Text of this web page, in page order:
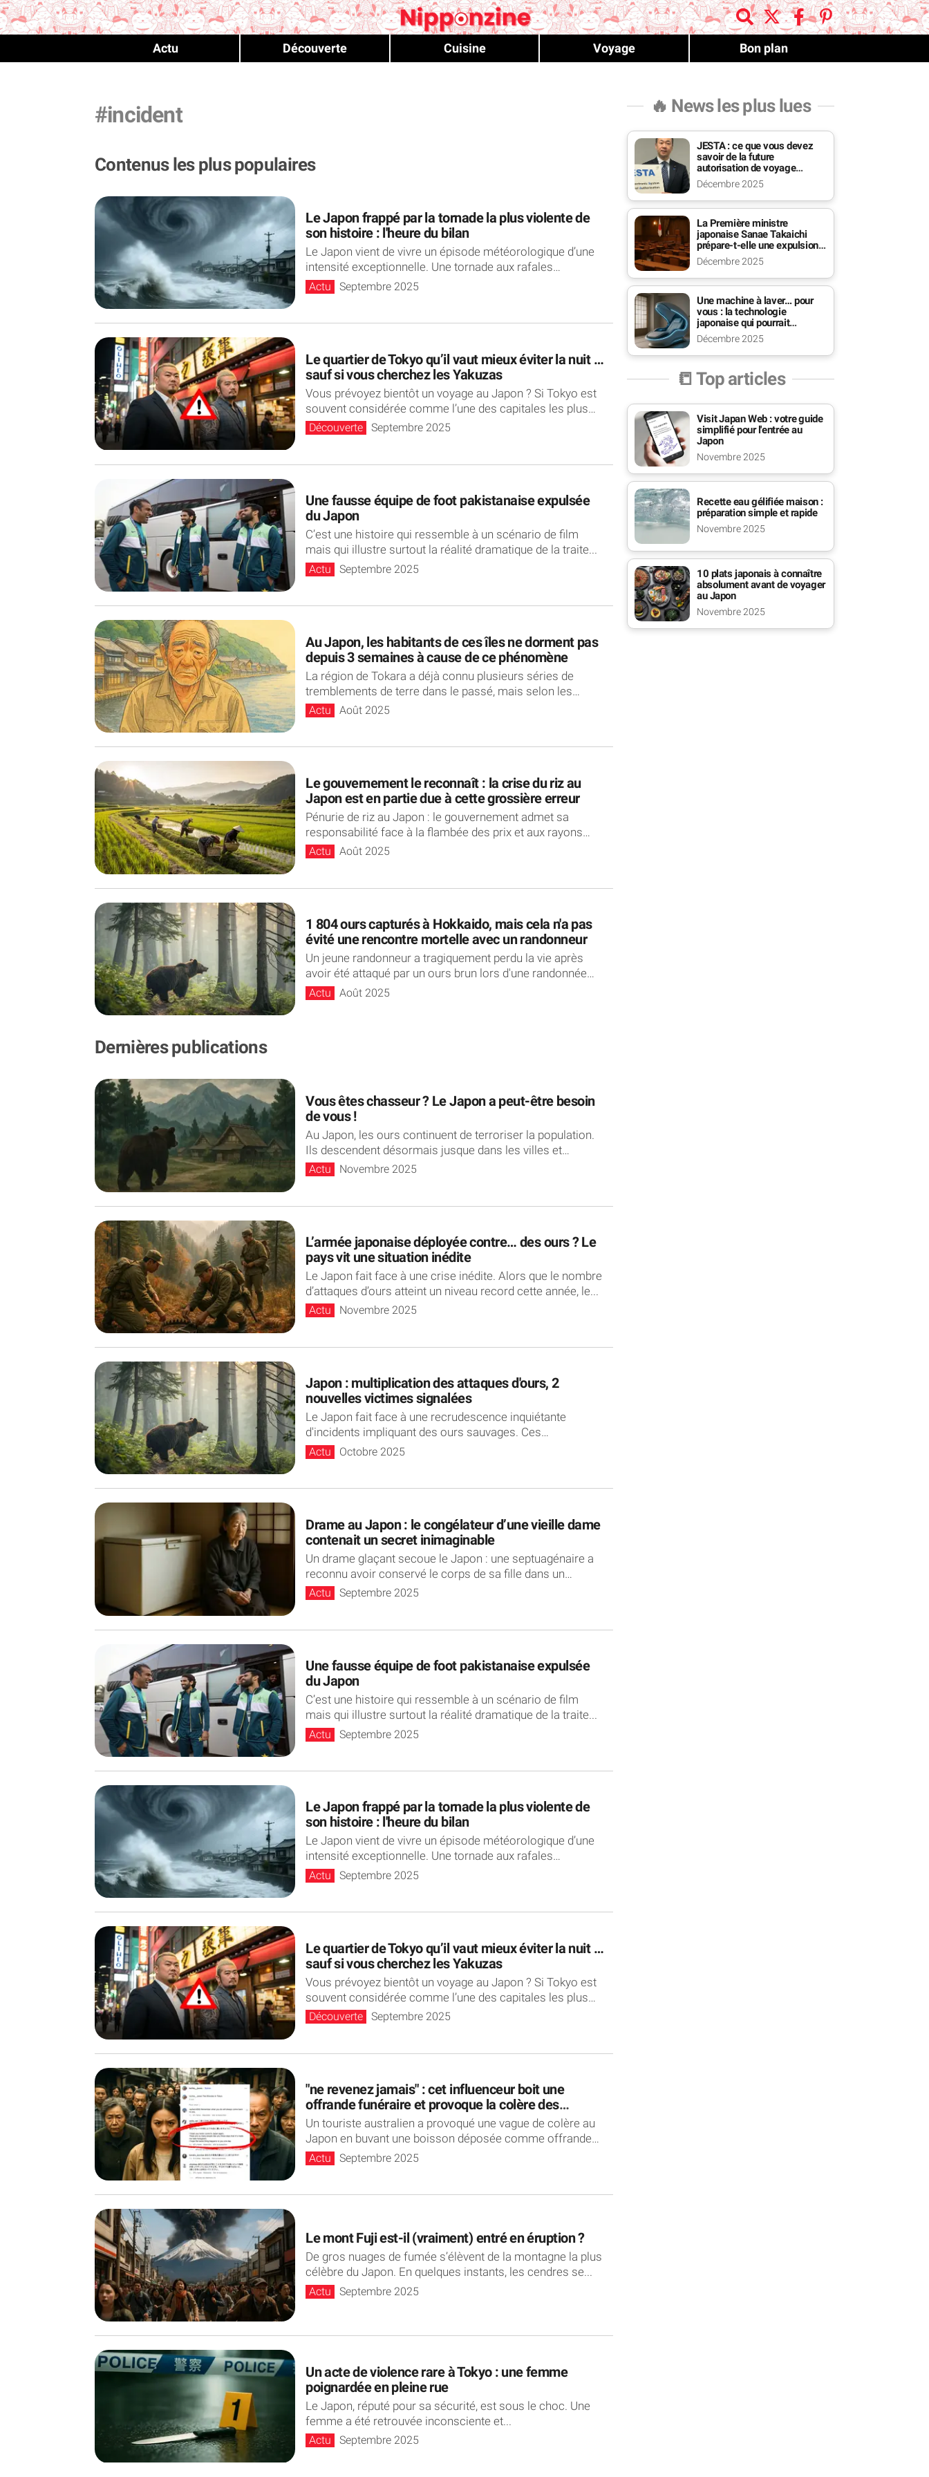
Actu Découverte Cuisine Voyage Bon plan
#incident
Contenus les plus populaires
Le Japon frappé par la tornade la plus violente de
son histoire : l'heure du bilan
Le Japon vient de vivre un épisode météorologique d’une
intensité exceptionnelle. Une tornade aux rafales
dépassant...
Actu Septembre 2025
Le quartier de Tokyo qu’il vaut mieux éviter la nuit …
sauf si vous cherchez les Yakuzas
Vous prévoyez bientôt un voyage au Japon ? Si Tokyo est
souvent considérée comme l’une des capitales les plus
sûres...
Découverte Septembre 2025
Une fausse équipe de foot pakistanaise expulsée
du Japon
C’est une histoire qui ressemble à un scénario de film
mais qui illustre surtout la réalité dramatique de la traite...
Actu Septembre 2025
Au Japon, les habitants de ces îles ne dorment pas
depuis 3 semaines à cause de ce phénomène
La région de Tokara a déjà connu plusieurs séries de
tremblements de terre dans le passé, mais selon les
médias...
Actu Août 2025
Le gouvernement le reconnaît : la crise du riz au
Japon est en partie due à cette grossière erreur
Pénurie de riz au Japon : le gouvernement admet sa
responsabilité face à la flambée des prix et aux rayons
clairsemés....
Actu Août 2025
1 804 ours capturés à Hokkaido, mais cela n'a pas
évité une rencontre mortelle avec un randonneur
Un jeune randonneur a tragiquement perdu la vie après
avoir été attaqué par un ours brun lors d'une randonnée
sur...
Actu Août 2025
Dernières publications
Vous êtes chasseur ? Le Japon a peut-être besoin
de vous !
Au Japon, les ours continuent de terroriser la population.
Ils descendent désormais jusque dans les villes et
s’introduisent dans des jardins,...
Actu Novembre 2025
L’armée japonaise déployée contre… des ours ? Le
pays vit une situation inédite
Le Japon fait face à une crise inédite. Alors que le nombre
d’attaques d’ours atteint un niveau record cette année, le...
Actu Novembre 2025
Japon : multiplication des attaques d'ours, 2
nouvelles victimes signalées
Le Japon fait face à une recrudescence inquiétante
d'incidents impliquant des ours sauvages. Ces
mammifères sont de plus en plus visibles...
Actu Octobre 2025
Drame au Japon : le congélateur d’une vieille dame
contenait un secret inimaginable
Un drame glaçant secoue le Japon : une septuagénaire a
reconnu avoir conservé le corps de sa fille dans un
congélateur...
Actu Septembre 2025
Une fausse équipe de foot pakistanaise expulsée
du Japon
C’est une histoire qui ressemble à un scénario de film
mais qui illustre surtout la réalité dramatique de la traite...
Actu Septembre 2025
Le Japon frappé par la tornade la plus violente de
son histoire : l'heure du bilan
Le Japon vient de vivre un épisode météorologique d’une
intensité exceptionnelle. Une tornade aux rafales
dépassant...
Actu Septembre 2025
Le quartier de Tokyo qu’il vaut mieux éviter la nuit …
sauf si vous cherchez les Yakuzas
Vous prévoyez bientôt un voyage au Japon ? Si Tokyo est
souvent considérée comme l’une des capitales les plus
sûres...
Découverte Septembre 2025
"ne revenez jamais" : cet influenceur boit une
offrande funéraire et provoque la colère des
Japonais
Un touriste australien a provoqué une vague de colère au
Japon en buvant une boisson déposée comme offrande
sur une tombe....
Actu Septembre 2025
Le mont Fuji est-il (vraiment) entré en éruption ?
De gros nuages de fumée s’élèvent de la montagne la plus
célèbre du Japon. En quelques instants, les cendres se...
Actu Septembre 2025
Un acte de violence rare à Tokyo : une femme
poignardée en pleine rue
Le Japon, réputé pour sa sécurité, est sous le choc. Une
femme a été retrouvée inconsciente et...
Actu Septembre 2025
🔥 News les plus lues
JESTA : ce que vous devez
savoir de la future
autorisation de voyage
payante pour le Japon
Décembre 2025
La Première ministre
japonaise Sanae Takaichi
prépare-t-elle une expulsion
massive des étrangers ?
Décembre 2025
Une machine à laver… pour
vous : la technologie
japonaise qui pourrait
changer la vie des seniors
Décembre 2025
📒 Top articles
Visit Japan Web : votre guide
simplifié pour l'entrée au
Japon
Novembre 2025
Recette eau gélifiée maison :
préparation simple et rapide
Novembre 2025
10 plats japonais à connaître
absolument avant de voyager
au Japon
Novembre 2025